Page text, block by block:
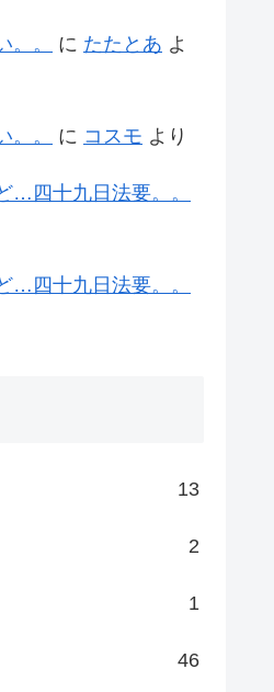
。 に たたとあ よ
。 に コスモ より
…四十九日法要。。
…四十九日法要。。
13
2
1
46